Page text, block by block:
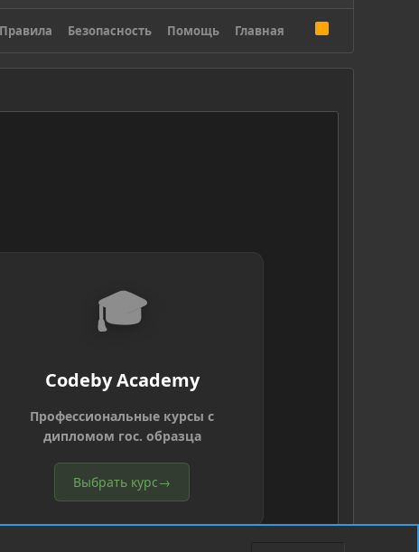
Правила Безопасность Помощь Главная
S
🎓
Codeby Academy
Профессиональные курсы с
дипломом гос. образца
Выбрать курс→